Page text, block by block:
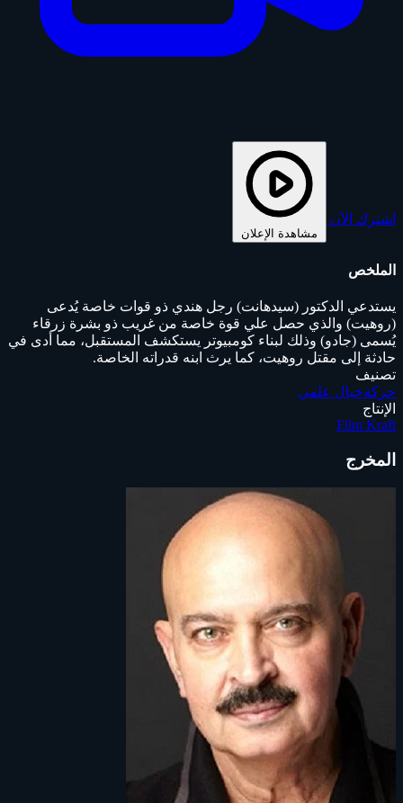
اشترك الآن
مشاهدة الإعلان
الملخص
يستدعي الدكتور (سيدهانت) رجل هندي ذو قوات خاصة يُدعى
(روهيت) والذي حصل علي قوة خاصة من غريب ذو بشرة زرقاء
يُسمى (جادو) وذلك لبناء كومبيوتر يستكشف المستقبل، مما أدى في
حادثة إلى مقتل روهيت، كما يرث ابنه قدراته الخاصة.
تصنيف
حركةخيال علمي
الإنتاج
Film Kraft
المخرج